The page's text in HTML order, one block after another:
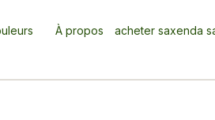
À propos acheter saxenda